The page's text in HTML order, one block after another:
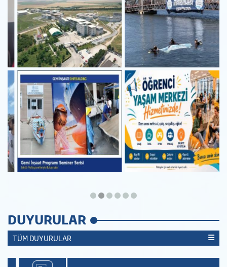
TÜM DUYURULAR
DUYURULAR